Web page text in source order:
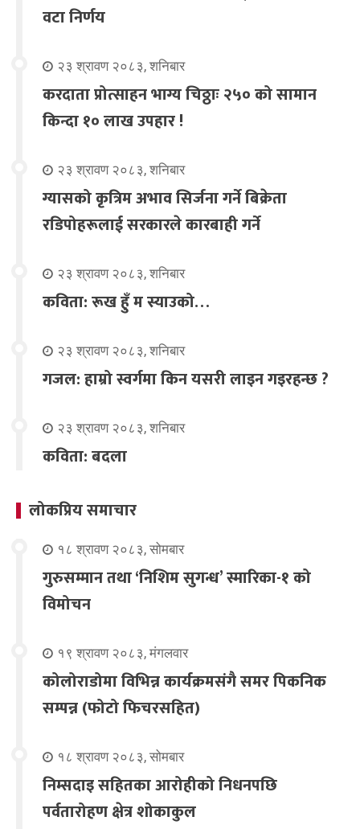
वटा निर्णय
२३ श्रावण २०८३, शनिबार
करदाता प्रोत्साहन भाग्य चिठ्ठाः २५० को सामान
किन्दा १० लाख उपहार !
२३ श्रावण २०८३, शनिबार
ग्यासको कृत्रिम अभाव सिर्जना गर्ने बिक्रेता
रडिपोहरूलाई सरकारले कारबाही गर्ने
२३ श्रावण २०८३, शनिबार
कविता: रूख हुँ म स्याउको…
२३ श्रावण २०८३, शनिबार
गजल: हाम्रो स्वर्गमा किन यसरी लाइन गइरहन्छ ?
२३ श्रावण २०८३, शनिबार
कविता: बदला
लोकप्रिय समाचार
१८ श्रावण २०८३, सोमबार
गुरुसम्मान तथा ‘निशिम सुगन्ध’ स्मारिका-१ को
विमोचन
१९ श्रावण २०८३, मंगलवार
कोलोराडोमा विभिन्न कार्यक्रमसंगै समर पिकनिक
सम्पन्न (फोटो फिचरसहित)
१८ श्रावण २०८३, सोमबार
निम्सदाइ सहितका आरोहीको निधनपछि
पर्वतारोहण क्षेत्र शोकाकुल